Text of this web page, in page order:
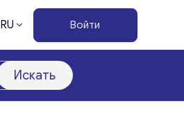
RU Войти
Искать